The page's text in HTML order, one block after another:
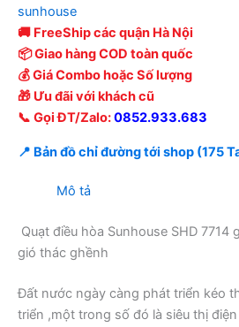
sunhouse
🚚 FreeShip các quận Hà Nội
📦 Giao hàng COD toàn quốc
💰 Giá Combo hoặc Số lượng
🎁 Ưu đãi với khách cũ
📞 Gọi ĐT/Zalo:0852.933.683
📍 Bản đồ chỉ đường tới shop (175
Mô tả
Quạt điều hòa Sunhouse SHD
gió thác ghềnh
Đất nước ngày càng phát triển kéo
triển ,một trong số đó là siêu thị